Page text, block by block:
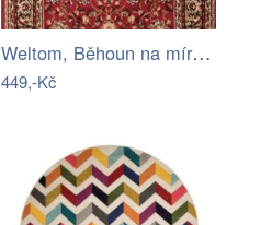
Weltom, Běhoun na míru Samira New 12003…
449,-Kč